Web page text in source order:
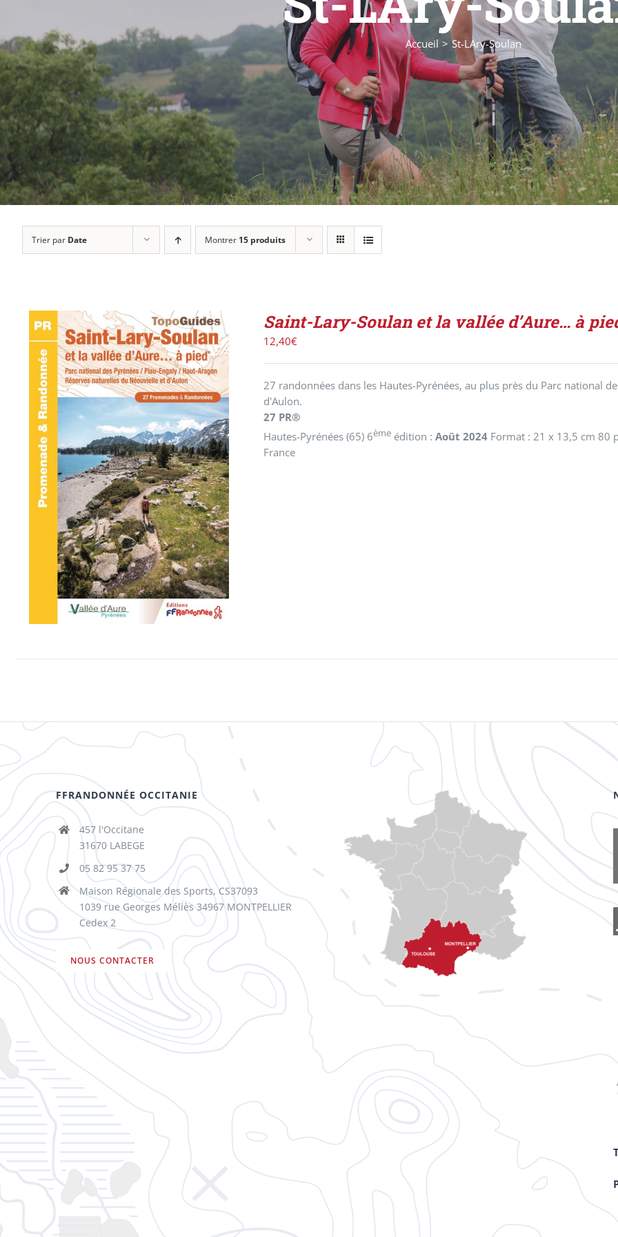
Accueil St-LAry-Soulan
Trier par Date Montrer 15 produits
ACHETER LE PRODUIT / DÉTAILS
Saint-Lary-Soulan et la vallée d’Aure… à
12,40€
27 randonnées dans les Hautes-Pyrénées, au plus près du Parc national
d'Aulon.
27 PR®
Hautes-Pyrénées (65) 6ème édition : Août 2024 Format : 21 x 13,5 cm 80
France
FFRANDONNÉE OCCITANIE
457 l'Occitane
31670 LABEGE
05 82 95 37 75
Maison Régionale des Sports, CS37093
1039 rue Georges Méliès 34967 MONTPELLIER
Cedex 2
NOUS CONTACTER